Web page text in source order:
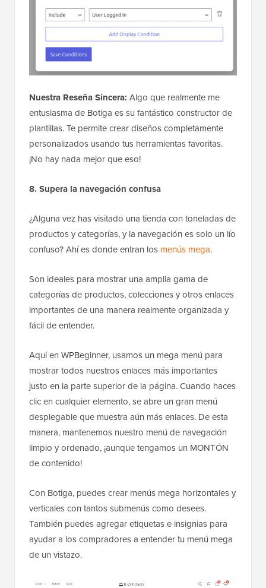
Nuestra Reseña Sincera: Algo que realmente me
entusiasma de Botiga es su fantástico constructor de
plantillas. Te permite crear diseños completamente
personalizados usando tus herramientas favoritas.
¡No hay nada mejor que eso!
8. Supera la navegación confusa
¿Alguna vez has visitado una tienda con toneladas de
productos y categorías, y la navegación es solo un lío
confuso? Ahí es donde entran los menús mega.
Son ideales para mostrar una amplia gama de
categorías de productos, colecciones y otros enlaces
importantes de una manera realmente organizada y
fácil de entender.
Aquí en WPBeginner, usamos un mega menú para
mostrar todos nuestros enlaces más importantes
justo en la parte superior de la página. Cuando haces
clic en cualquier elemento, se abre un gran menú
desplegable que muestra aún más enlaces. De esta
manera, mantenemos nuestro menú de navegación
limpio y ordenado, ¡aunque tengamos un MONTÓN
de contenido!
Con Botiga, puedes crear menús mega horizontales y
verticales con tantos submenús como desees.
También puedes agregar etiquetas e insignias para
ayudar a los compradores a entender tu menú mega
de un vistazo.